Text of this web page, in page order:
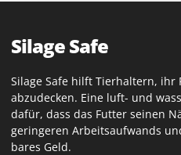
Silage Safe
Silage Safe hilft Tierhaltern, ihr
abzudecken. Eine luft- und
dafür, dass das Futter seinen
geringeren Arbeitsaufwands
bares Geld.